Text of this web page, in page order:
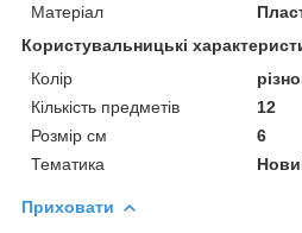
Матеріал
Користувальницькі
Колір
Кількість предметів
12
Розмір см
6
Тематика
Приховати